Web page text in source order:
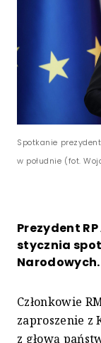
Spotkanie
w południe (fot.
Prezydent
stycznia
Narodowych.
Członkowie
zaproszenie z
z głową